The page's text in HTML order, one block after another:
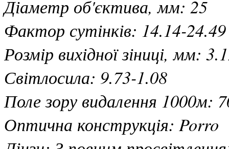
Діаметр об'єктива, мм: 25
Фактор сутінків: 14.14-24.49
Розмір вихідної зіниці, мм:
Світлосила: 9.73-1.08
Поле зору видалення 1000м:
Оптична конструкція: Porro